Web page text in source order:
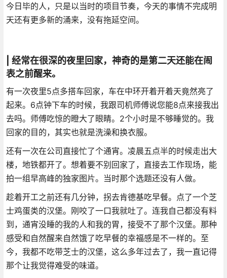
今日毕的人，只是以当时的项目节奏，今天的事情不完成明
天还有更多新的涌来，没有拖延空间。
| 经常在很深的夜里回家，神奇的是第二天还能在闹
表之前醒来。
有一次夜里5点多搭车回家，车在中环开着开着天竟然亮了
起来。6点钟下车的时候，我跟司机师傅说您能8点来接我出
去吗。师傅吃惊的瞪大了眼睛。2个小时是不够睡觉的。我
回家的目的，其实也就是洗澡和换衣服。
还有一次在公司直接忙了个通宵。凌晨五点半的时候走出大
楼，地铁都开了。想着要不别回家了，直接去工作现场，能
拍一组早高峰的独家图片。当时那个选题还没有人做。
趁着开工之前还有几分钟，拐去肯德基吃早餐。点了一个芝
士鸡蛋类的汉堡。刚咬了一口我就吐了。连我自己都没有料
到，通宵没睡的我的人和我的胃，接受不了那个汉堡。那种
感受和自然醒来自然饿了吃早餐的幸福感是不一样的。至
今，我都不吃带芝士的汉堡，这么多年过去了，我一直记得
那个让我觉得难受的味道。